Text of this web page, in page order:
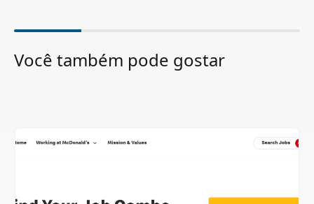
Você também pode gostar